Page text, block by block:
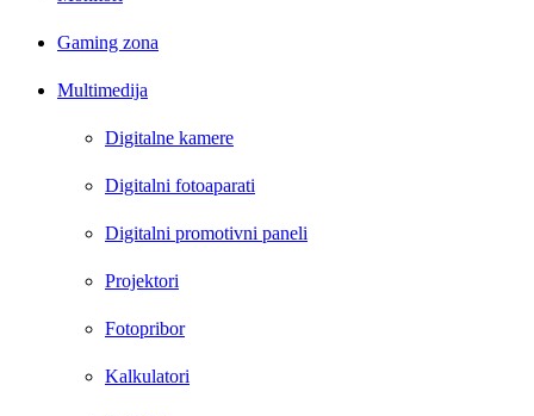
Gaming zona
Multimedija
Digitalne kamere
Digitalni fotoaparati
Digitalni promotivni paneli
Projektori
Fotopribor
Kalkulatori